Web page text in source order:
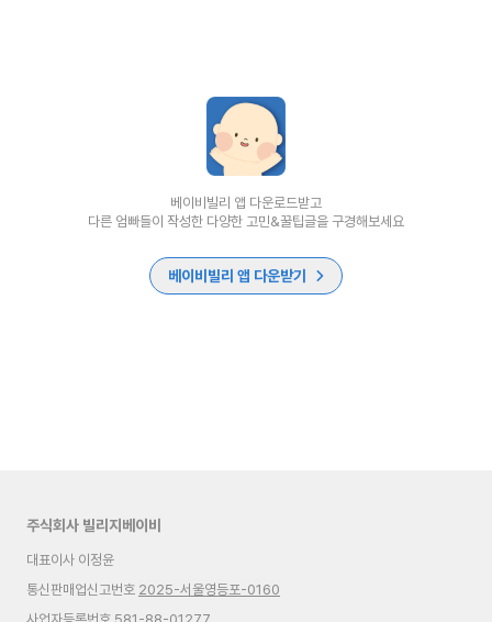
베이비빌리 앱 다운로드받고
다른 엄빠들이 작성한 다양한 고민&꿀팁글을 구경해보세요
베이비빌리 앱 다운받기
주식회사 빌리지베이비
대표이사 이정윤
통신판매업신고번호 2025-서울영등포-0160